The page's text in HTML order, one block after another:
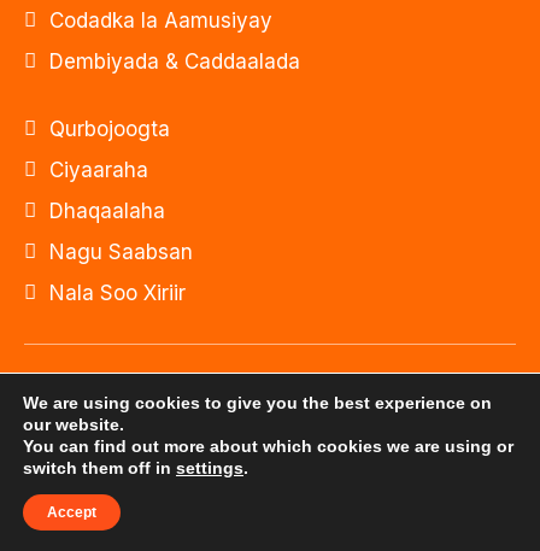
Codadka la Aamusiyay
Dembiyada & Caddaalada
Qurbojoogta
Ciyaaraha
Dhaqaalaha
Nagu Saabsan
Nala Soo Xiriir
© Xuquuqda website-kan waxa ay u gaar tahay
Onkod Radio 2026
Website-kan waxaa dhistay: Shirkadda
We are using cookies to give you the best experience on
our website.
You can find out more about which cookies we are using or
switch them off in settings.
Accept